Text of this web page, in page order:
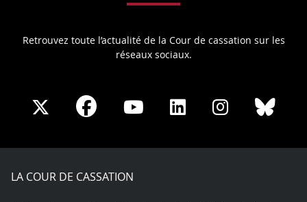
Retrouvez toute l’actualité de la Cour de cassation sur les
réseaux sociaux.
Share
X
Share
Facebook
Share
Youtube
Share
LinkedIn
Share
Instagram
LA COUR DE CASSATION